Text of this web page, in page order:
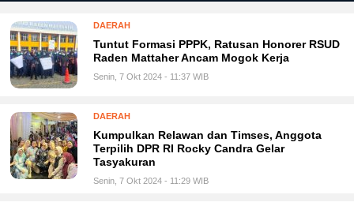
DAERAH
Tuntut Formasi PPPK, Ratusan Honorer RSUD
Raden Mattaher Ancam Mogok Kerja
Senin, 7 Okt 2024 - 11:37 WIB
DAERAH
Kumpulkan Relawan dan Timses, Anggota
Terpilih DPR RI Rocky Candra Gelar
Tasyakuran
Senin, 7 Okt 2024 - 11:29 WIB